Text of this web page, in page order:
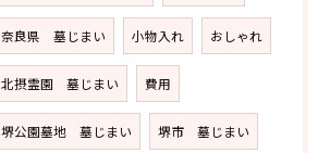
奈良県 墓じまい 小物入れ おしゃれ
北摂霊園 墓じまい 費用
堺公園墓地 墓じまい 堺市 墓じまい